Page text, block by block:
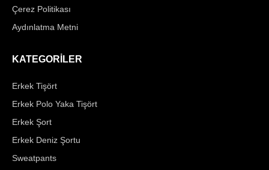
Çerez Politikası
Aydınlatma Metni
KATEGORİLER
Erkek Tişört
Erkek Polo Yaka Tişört
Erkek Şort
Erkek Deniz Şortu
Sweatpants